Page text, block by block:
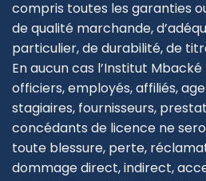
compris toutes les garanties
de qualité marchande,
particulier, de durabilité, de
En aucun cas l’Institut
officiers, employés, affiliés,
stagiaires, fournisseurs,
concédants de licence ne
toute blessure, perte,
dommage direct, indirect,